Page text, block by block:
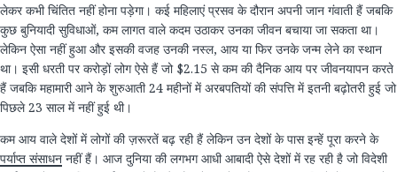
लेकर कभी चिंतित नहीं होना पड़ेगा। कई महिलाएं प्रसव के दौरान अपनी जान गंवाती हैं जबकि
कुछ बुनियादी सुविधाओं, कम लागत वाले कदम उठाकर उनका जीवन बचाया जा सकता था।
लेकिन ऐसा नहीं हुआ और इसकी वजह उनकी नस्ल, आय या फिर उनके जन्म लेने का स्थान
था। इसी धरती पर करोड़ों लोग ऐसे हैं जो $2.15 से कम की दैनिक आय पर जीवनयापन करते
हैं जबकि महामारी आने के शुरुआती 24 महीनों में अरबपतियों की संपत्ति में इतनी बढ़ोतरी हुई जो
पिछले 23 साल में नहीं हुई थी।
कम आय वाले देशों में लोगों की ज़रूरतें बढ़ रही हैं लेकिन उन देशों के पास इन्हें पूरा करने के
पर्याप्त संसाधन नहीं हैं। आज दुनिया की लगभग आधी आबादी ऐसे देशों में रह रही है जो विदेशी